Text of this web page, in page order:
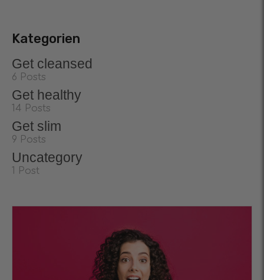
Kategorien
Get cleansed
6 Posts
Get healthy
14 Posts
Get slim
9 Posts
Uncategory
1 Post